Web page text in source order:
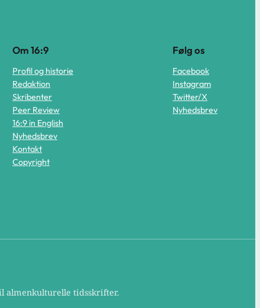
Om 16:9
Profil og historie
Redaktion
Skribenter
Peer Review
16:9 in English
Nyhedsbrev
Kontakt
Copyright
Følg os
Facebook
Instagram
Twitter/X
Nyhedsbrev
almenkulturelle tidsskrifter.